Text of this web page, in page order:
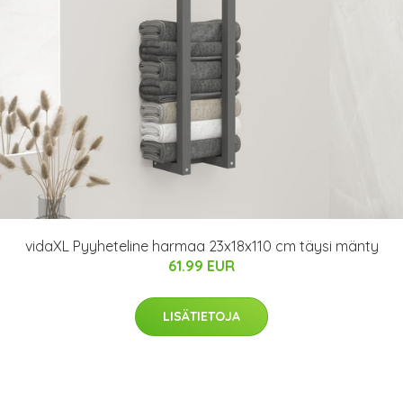
vidaXL Pyyheteline harmaa 23x18x110 cm täysi mänty
61.99 EUR
LISÄTIETOJA